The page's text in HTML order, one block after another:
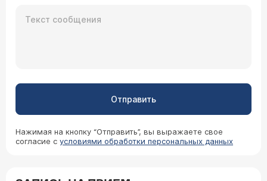
Отправить
Нажимая на кнопку “Отправить”, вы выражаете свое
согласие с условиями обработки персональных данных